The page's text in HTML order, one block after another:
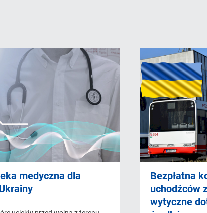
medyczna dla
Bezpłatna
uchodźców
wytyczne